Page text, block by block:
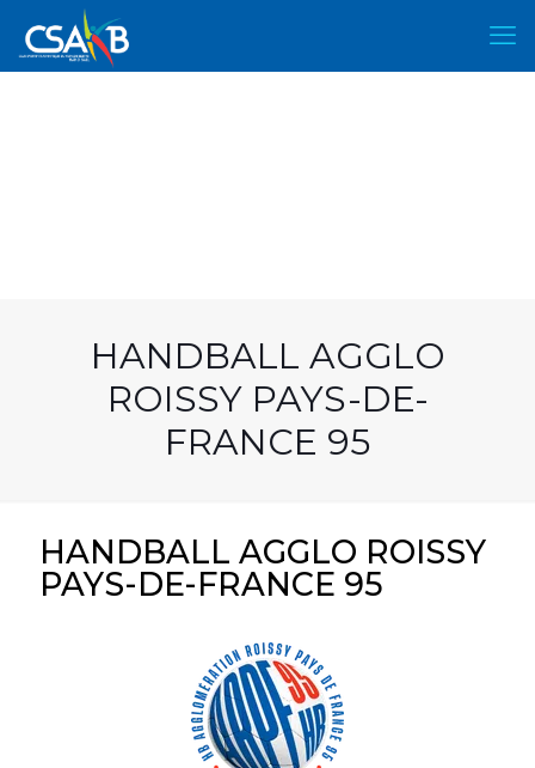
HANDBALL AGGLO
ROISSY PAYS-DE-
FRANCE 95
HANDBALL AGGLO ROISSY
PAYS-DE-FRANCE 95